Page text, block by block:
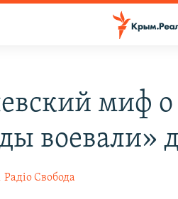
миф
Радіо Свобода